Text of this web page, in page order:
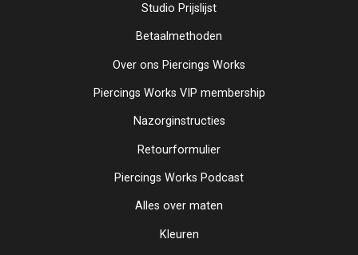
Studio Prijslijst
Betaalmethoden
Over ons Piercings Works
Piercings Works VIP membership
Nazorginstructies
Retourformulier
Piercings Works Podcast
Alles over maten
Kleuren